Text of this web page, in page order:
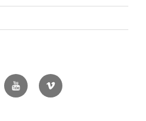
You
Tube
Vimeo